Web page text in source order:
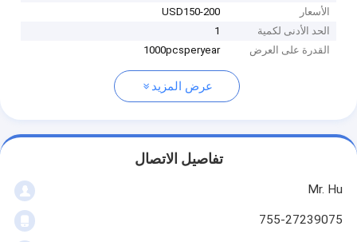
الأسعار
USD150-200
الحد الأدنى لكمية
1
القدرة على العرض
1000pcsperyear
عرض المزيد
تفاصيل الاتصال
Mr. Hu
755-27239075